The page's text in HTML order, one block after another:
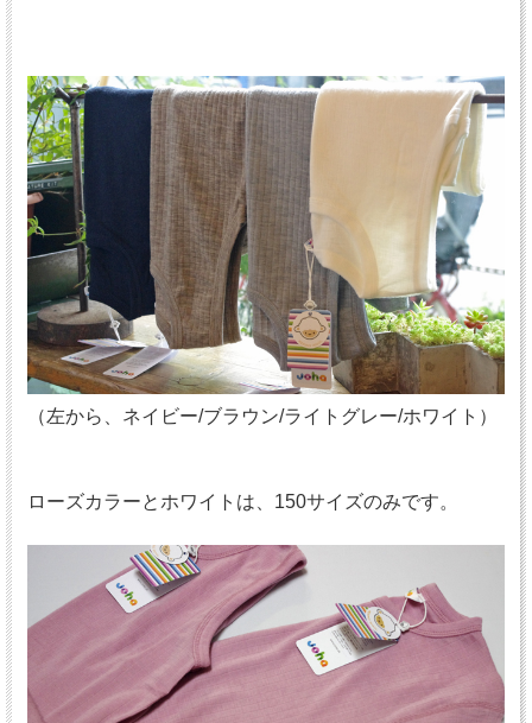
（左から、ネイビー/ブラウン/ライトグレー/ホワイト）
ローズカラーとホワイトは、150サイズのみです。